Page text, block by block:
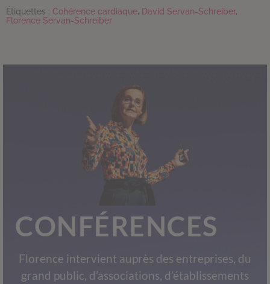
Étiquettes : Cohérence cardiaque, David Servan-Schreiber,
Florence Servan-Schreiber
CONFÉRENCES
Florence intervient auprès des entreprises, du
grand public, d’associations, d’établissements